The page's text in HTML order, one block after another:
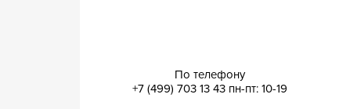
По телефону
+7 (499) 703 13 43 пн-пт: 10-19